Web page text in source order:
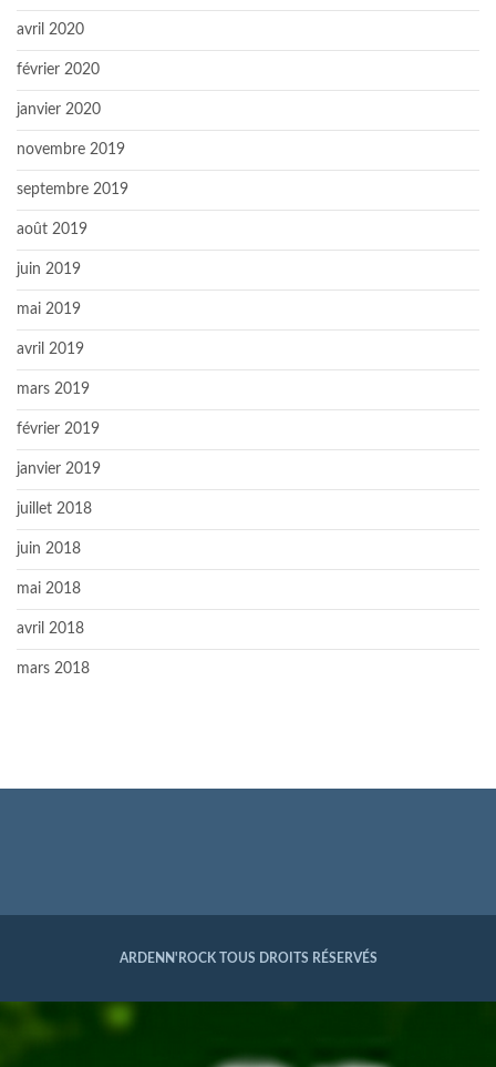
avril 2020
février 2020
janvier 2020
novembre 2019
septembre 2019
août 2019
juin 2019
mai 2019
avril 2019
mars 2019
février 2019
janvier 2019
juillet 2018
juin 2018
mai 2018
avril 2018
mars 2018
ARDENN'ROCK TOUS DROITS RÉSERVÉS